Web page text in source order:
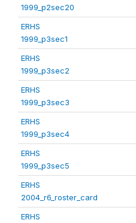
1999_p2sec20
ERHS
1999_p3sec1
ERHS
1999_p3sec2
ERHS
1999_p3sec3
ERHS
1999_p3sec4
ERHS
1999_p3sec5
ERHS
2004_r6_roster_card
ERHS